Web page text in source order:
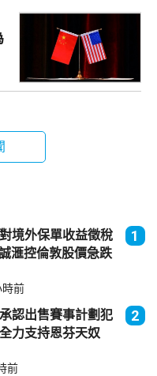
境外保單收益徵稅
滙控倫敦股價急跌
1
時前
認出售賽事計劃犯
力支持恩芬天奴
2
前